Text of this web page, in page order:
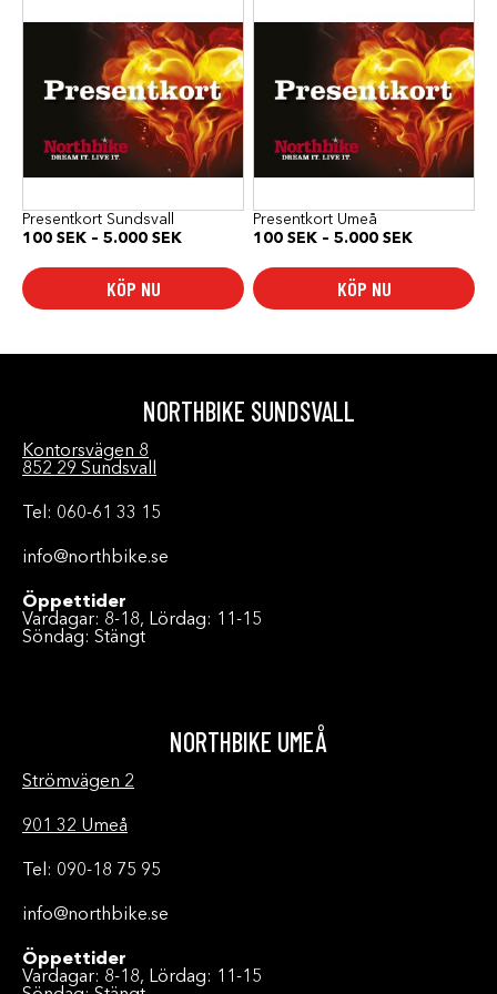
Presentkort Sundsvall
100 SEK – 5.000 SEKPrisintervall:
5.000 SEK
KÖP NU
produkten
varianter.
De
alternativen
kan
väljas
produktsidan
Presentkort Umeå
100 SEK – 5.000 SEK
5.000 SEK
KÖP NU
produkten
varianter.
De
alternativen
kan
väljas
produktsidan
NORTHBIKE SUNDSVALL
Kontorsvägen 8
852 29 Sundsvall
Tel: 060-61 33 15
info@northbike.se
Öppettider
Vardagar: 8-18, Lördag: 11-15
Söndag: Stängt
NORTHBIKE UMEÅ
Strömvägen 2
901 32 Umeå
Tel: 090-18 75 95
info@northbike.se
Öppettider
Vardagar: 8-18, Lördag: 11-15